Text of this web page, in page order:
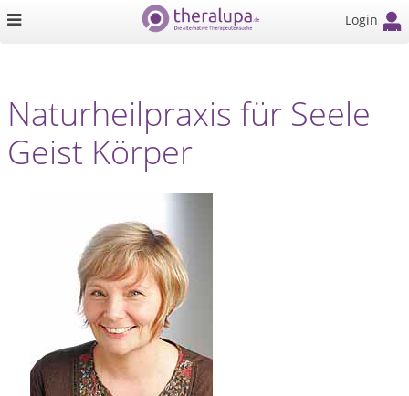
Login
Naturheilpraxis für Seele
Geist Körper